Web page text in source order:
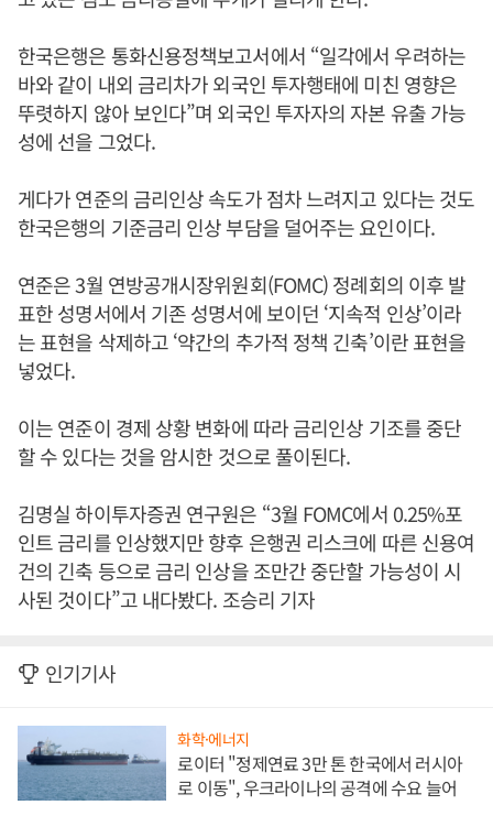
한국은행은 통화신용정책보고서에서 “일각에서 우려하는
바와 같이 내외 금리차가 외국인 투자행태에 미친 영향은
뚜렷하지 않아 보인다”며 외국인 투자자의 자본 유출 가능
성에 선을 그었다.
게다가 연준의 금리인상 속도가 점차 느려지고 있다는 것도
한국은행의 기준금리 인상 부담을 덜어주는 요인이다.
연준은 3월 연방공개시장위원회(FOMC) 정례회의 이후 발
표한 성명서에서 기존 성명서에 보이던 ‘지속적 인상’이라
는 표현을 삭제하고 ‘약간의 추가적 정책 긴축’이란 표현을
넣었다.
이는 연준이 경제 상황 변화에 따라 금리인상 기조를 중단
할 수 있다는 것을 암시한 것으로 풀이된다.
김명실 하이투자증권 연구원은 “3월 FOMC에서 0.25%포
인트 금리를 인상했지만 향후 은행권 리스크에 따른 신용여
건의 긴축 등으로 금리 인상을 조만간 중단할 가능성이 시
사된 것이다”고 내다봤다. 조승리 기자
인기기사
화학·에너지
로이터 "정제연료 3만 톤 한국에서 러시아
로 이동", 우크라이나의 공격에 수요 늘어